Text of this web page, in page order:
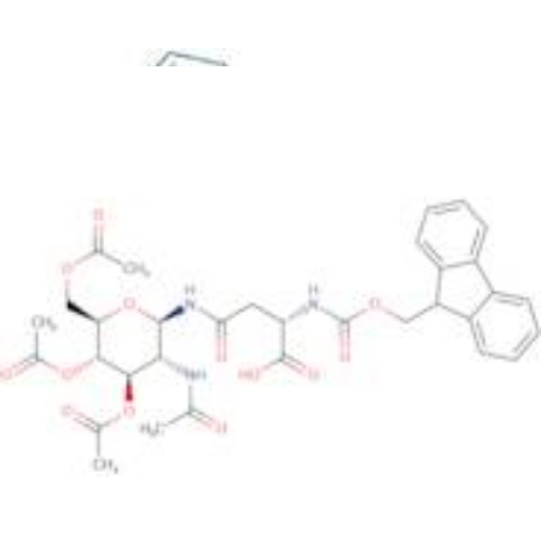
Início
Lista CAS
/
CAS 131287-39-3: Fmoc-Asn(GlcNAc(Ac)3-.beta.-D)-OH
CAS 131287-39-3